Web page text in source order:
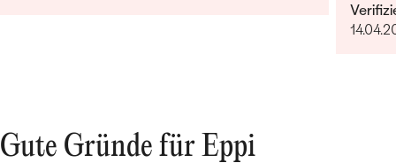
Gute Gründe für Eppi